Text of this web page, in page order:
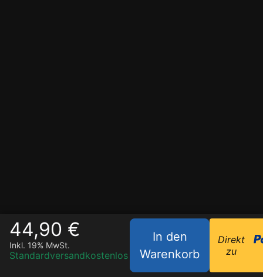
44,90 €
Inkl. 19% MwSt.
Standardversandkostenlos
In den
Warenkorb
Direkt
zu